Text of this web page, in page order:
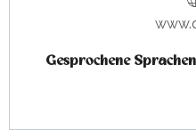
Gesprochene Sprachen
Gesprochene Sprachen